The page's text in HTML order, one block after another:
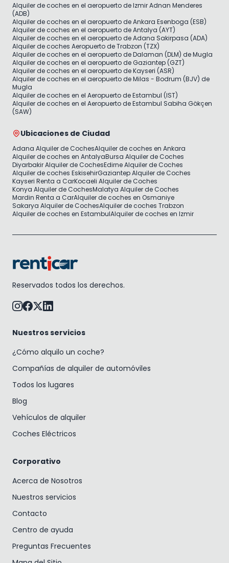
Alquiler de coches en el aeropuerto de Izmir Adnan Menderes
(ADB)
Alquiler de coches en el aeropuerto de Ankara Esenboga (ESB)
Alquiler de coches en el aeropuerto de Antalya (AYT)
Alquiler de coches en el aeropuerto de Adana Sakirpasa (ADA)
Alquiler de coches Aeropuerto de Trabzon (TZX)
Alquiler de coches en el aeropuerto de Dalaman (DLM) de Mugla
Alquiler de coches en el aeropuerto de Gaziantep (GZT)
Alquiler de coches en el aeropuerto de Kayseri (ASR)
Alquiler de coches en el aeropuerto de Milas - Bodrum (BJV) de
Mugla
Alquiler de coches en el Aeropuerto de Estambul (IST)
Alquiler de coches en el Aeropuerto de Estambul Sabiha Gökçen
(SAW)
Ubicaciones de Ciudad
Adana Alquiler de CochesAlquiler de coches en Ankara
Alquiler de coches en AntalyaBursa Alquiler de Coches
Diyarbakir Alquiler de CochesEdirne Alquiler de Coches
Alquiler de coches EskisehirGaziantep Alquiler de Coches
Kayseri Renta a CarKocaeli Alquiler de Coches
Konya Alquiler de CochesMalatya Alquiler de Coches
Mardin Renta a CarAlquiler de coches en Osmaniye
Sakarya Alquiler de CochesAlquiler de coches Trabzon
Alquiler de coches en EstambulAlquiler de coches en Izmir
Reservados todos los derechos.
Nuestros servicios
¿Cómo alquilo un coche?
Compañías de alquiler de automóviles
Todos los lugares
Blog
Vehículos de alquiler
Coches Eléctricos
Corporativo
Acerca de Nosotros
Nuestros servicios
Contacto
Centro de ayuda
Preguntas Frecuentes